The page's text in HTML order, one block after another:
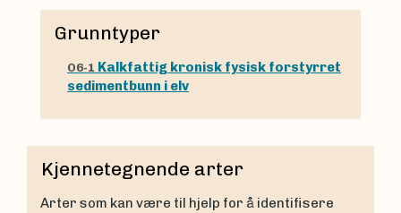
Grunntyper
O6-1 Kalkfattig kronisk fysisk forstyrret
sedimentbunn i elv
Kjennetegnende arter
Arter som kan være til hjelp for å identifisere